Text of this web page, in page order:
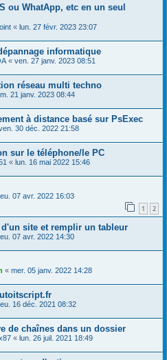
ou WhatApp, etc en un seul
« lun. 27 févr. 2023 23:07
informatique
« ven. 27 janv. 2023 08:51
réseau multi techno
21 janv. 2023 08:44
à distance basé sur PsExec
30 déc. 2022 21:58
sur le téléphone/le PC
« lun. 16 mai 2022 15:46
07 avr. 2022 16:03
1 2
site et remplir un tableur
07 avr. 2022 14:30
« mer. 05 janv. 2022 14:28
16 déc. 2021 08:32
de chaînes dans un dossier
« lun. 26 juil. 2021 18:49